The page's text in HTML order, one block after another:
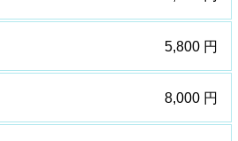
5,800 円
8,000 円